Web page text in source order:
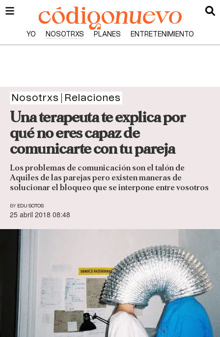
YO NOSOTRXS PLANES ENTRETENIMIENTO
Nosotrxs Relaciones
Una terapeuta te explica por
qué no eres capaz de
comunicarte con tu pareja
Los problemas de comunicación son el talón de
Aquiles de las parejas pero existen maneras de
solucionar el bloqueo que se interpone entre vosotros
BY EDU SOTOS
25 abril 2018 08:48